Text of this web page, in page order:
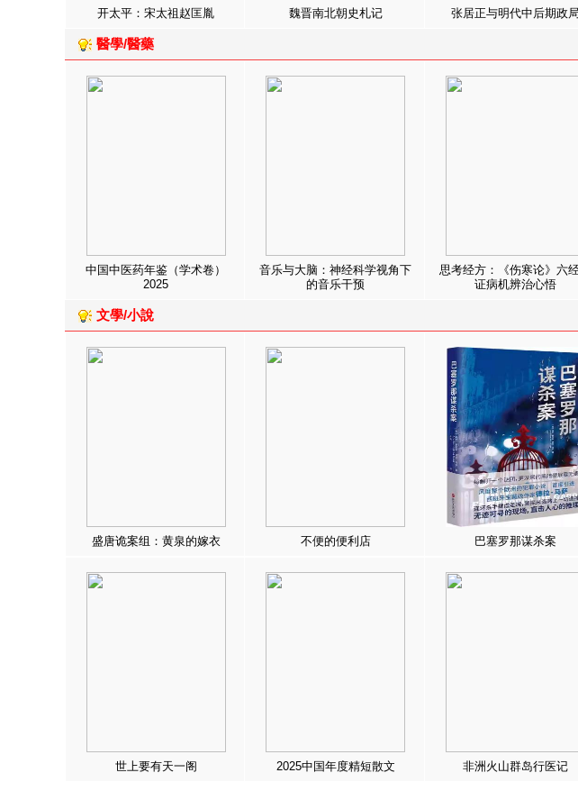
开太平：宋太祖赵匡胤 魏晋南北朝史札记 张居正与明代中后期政局
醫學/醫藥
中国中医药年鉴（学术卷）
2025
音乐与大脑：神经科学视角下
的音乐干预
思考经方：《伤寒论》六
证病机辨治心悟
文學/小說
盛唐诡案组：黄泉的嫁衣 不便的便利店 巴塞罗那谋杀案
世上要有天一阁 2025中国年度精短散文 非洲火山群岛行医记